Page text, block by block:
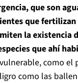
que son
que fertilizan
la existencia
que ahí
como el
como las